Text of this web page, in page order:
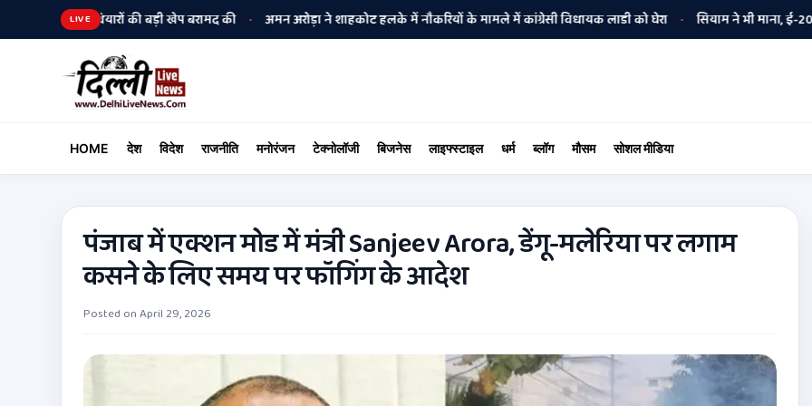
LIVE
ने हथियारों की बड़ी खेप बरामद की • अमन अरोड़ा ने शाहकोट हलके में नौकरियों के मामले में कांग्रेसी विधायक लाडी को घेरा • सियाम ने भी माना, ई-20 में
HOME देश विदेश राजनीति मनोरंजन टेक्नोलॉजी बिजनेस लाइफ्स्टाइल धर्म ब्लॉग मौसम सोशल मीडिया
पंजाब में एक्शन मोड में मंत्री Sanjeev Arora, डेंगू-मलेरिया पर लगाम
कसने के लिए समय पर फॉगिंग के आदेश
Posted onApril 29, 2026